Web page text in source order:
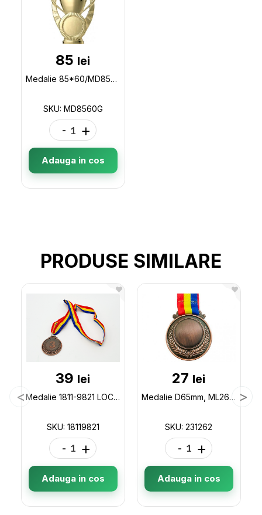
85 lei
Medalie 85*60/MD8560 aur Cupa MD8560G
SKU: MD8560G
- +
Adauga in cos
PRODUSE SIMILARE
39 lei
Medalie 1811-9821 LOC 3 18119821
SKU: 18119821
- +
Adauga in cos
27 lei
Medalie D65mm, ML26-62 (bronz)panglica tricolor MD/RO 231262
SKU: 231262
- +
Adauga in cos